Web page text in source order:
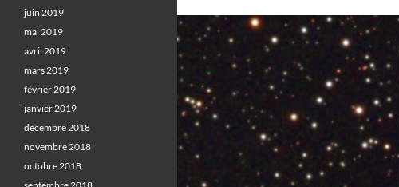
juin 2019
mai 2019
avril 2019
mars 2019
février 2019
janvier 2019
décembre 2018
novembre 2018
octobre 2018